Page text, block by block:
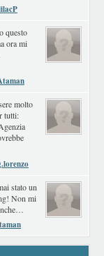
questo
ora mi
molto
tutti:
stato un
Non mi